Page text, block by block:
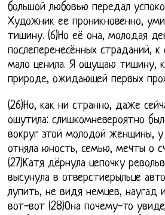
большой любовью передал
Художник ее проникновенно,
тишину. (6)Но её она, молодая
послеперенесённых страданий,
мало ценила. Я ощущаю тишину,
природе, ожидающей первых
(26)Но, как ни странно, даже
ощутила: слишкомневероятно
вокруг этой молодой женщины, у
отняла юность, семью, мечты о
(27)Катя дёрнула цепочку
высунула в отверстиерыльце
лупить, не видя немцев, наугад
вот-вот (28)Она почему-то